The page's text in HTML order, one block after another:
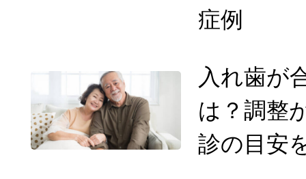
症例
入れ歯が
は？調整
診の目安